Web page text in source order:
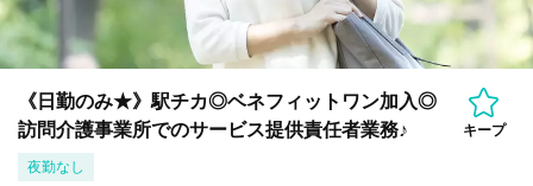
《日勤のみ★》駅チカ◎ベネフィットワン加入◎
訪問介護事業所でのサービス提供責任者業務♪
キープ
夜勤なし